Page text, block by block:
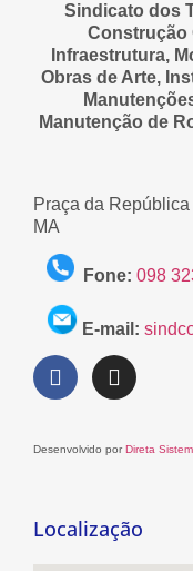
Sindicato dos
Construção
Infraestrutura,
Obras de Arte,
Manutenção de
Praça da
MA
Fone: 098
E-mail:
Desenvolvido por Direta
Localização